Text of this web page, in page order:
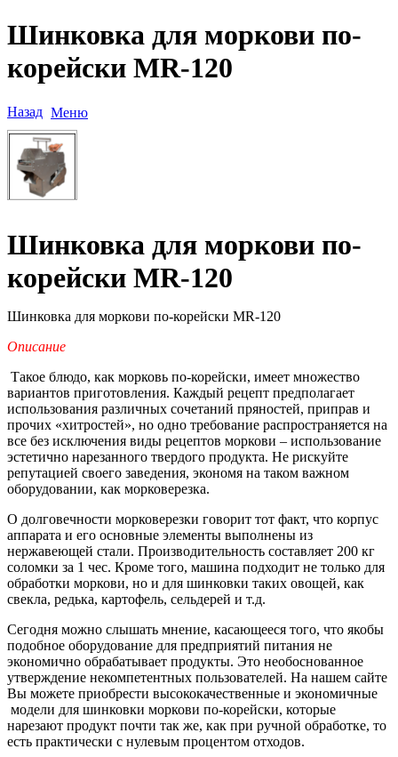
Шинковка для моркови по-
корейски MR-120
Назад Меню
Шинковка для моркови по-
корейски MR-120
Шинковка для моркови по-корейски MR-120
Описание
Такое блюдо, как морковь по-корейски, имеет множество
вариантов приготовления. Каждый рецепт предполагает
использования различных сочетаний пряностей, приправ и
прочих «хитростей», но одно требование распространяется на
все без исключения виды рецептов моркови – использование
эстетично нарезанного твердого продукта. Не рискуйте
репутацией своего заведения, экономя на таком важном
оборудовании, как морковерезка.
О долговечности морковерезки говорит тот факт, что корпус
аппарата и его основные элементы выполнены из
нержавеющей стали. Производительность составляет 200 кг
соломки за 1 чес. Кроме того, машина подходит не только для
обработки моркови, но и для шинковки таких овощей, как
свекла, редька, картофель, сельдерей и т.д.
Сегодня можно слышать мнение, касающееся того, что якобы
подобное оборудование для предприятий питания не
экономично обрабатывает продукты. Это необоснованное
утверждение некомпетентных пользователей. На нашем сайте
Вы можете приобрести высококачественные и экономичные
модели для шинковки моркови по-корейски, которые
нарезают продукт почти так же, как при ручной обработке, то
есть практически с нулевым процентом отходов.